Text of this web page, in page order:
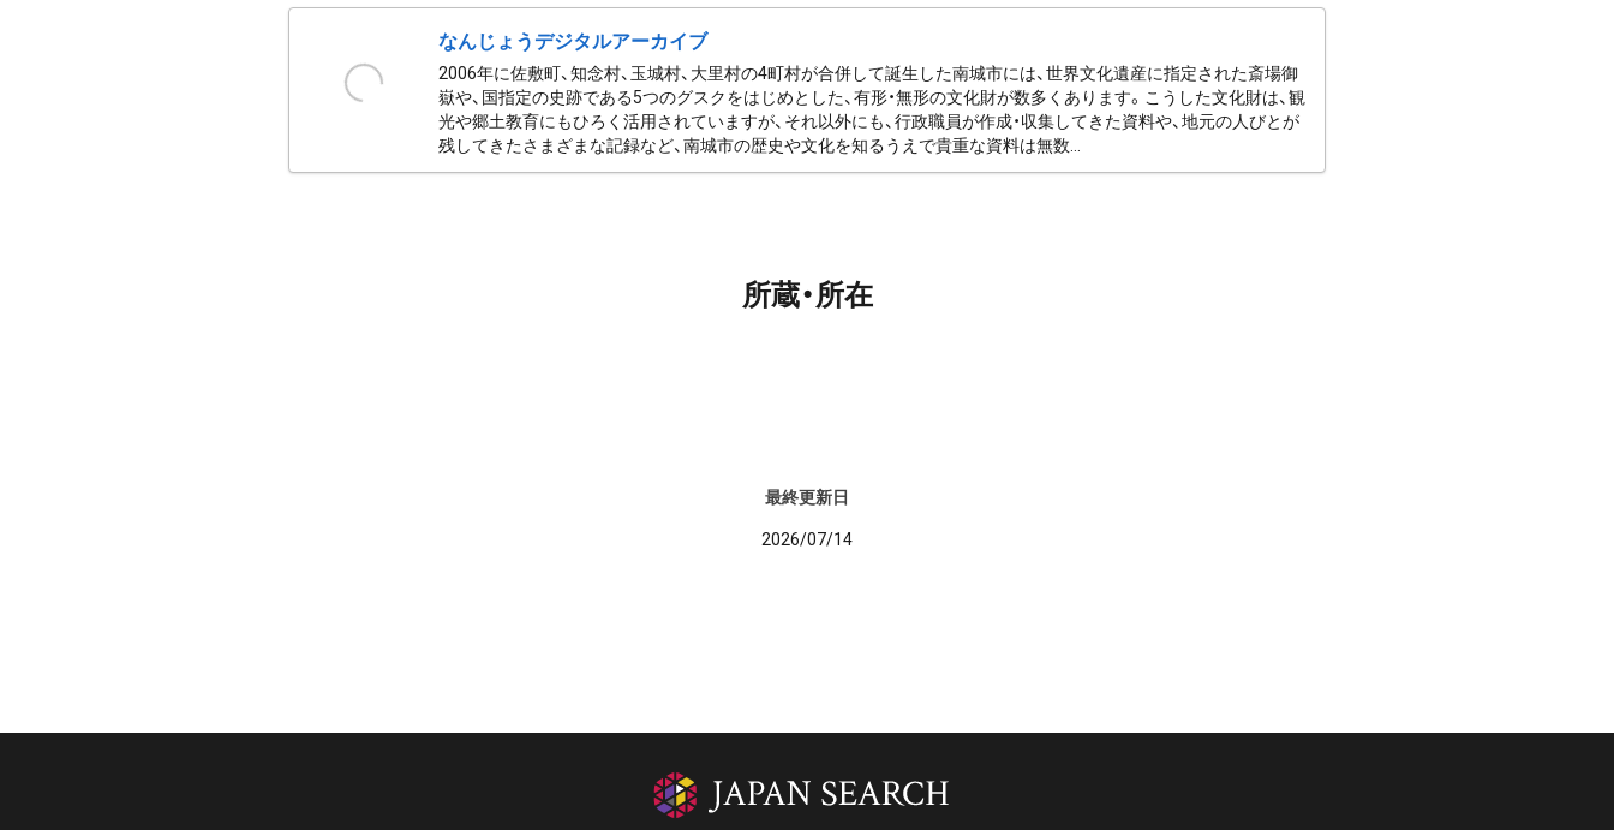
なんじょうデジタルアーカイブ
2006年に佐敷町、知念村、玉城村、大里村の4町村が合併して誕生した南城市には、世界文化遺産に指定された斎場御
嶽や、国指定の史跡である5つのグスクをはじめとした、有形・無形の文化財が数多くあります。こうした文化財は、観
光や郷土教育にもひろく活用されていますが、それ以外にも、行政職員が作成・収集してきた資料や、地元の人びとが
残してきたさまざまな記録など、南城市の歴史や文化を知るうえで貴重な資料は無数...
所蔵・所在
最終更新日
2026/07/14